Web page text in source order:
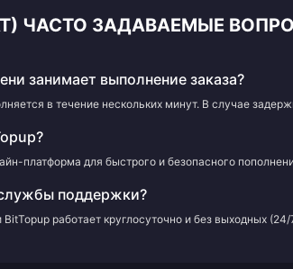
ЧАСТО ЗАДАВАЕМЫЕ
занимает выполнение заказа?
в течение нескольких минут. В случае
платформа для быстрого и безопасного
поддержки?
работает круглосуточно и без выходных (24/